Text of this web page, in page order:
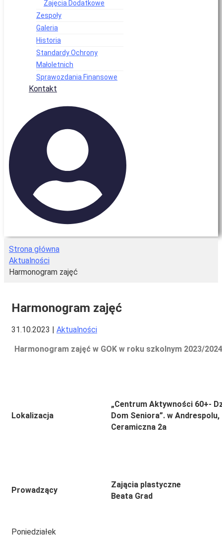
Zajęcia Dodatkowe
Zespoły
Galeria
Historia
Standardy Ochrony
Małoletnich
Sprawozdania Finansowe
Kontakt
Strona główna
Aktualności
Harmonogram zajęć
Harmonogram zajęć
31.10.2023 | Aktualności
Harmonogram zajęć w GOK w roku szkolnym 2023/2024
Lokalizacja
„Centrum Aktywności 60+-
Dom Seniora”. w Andrespolu,
Ceramiczna 2a
Prowadzący
Zającia plastyczne
Beata Grad
Poniedziałek